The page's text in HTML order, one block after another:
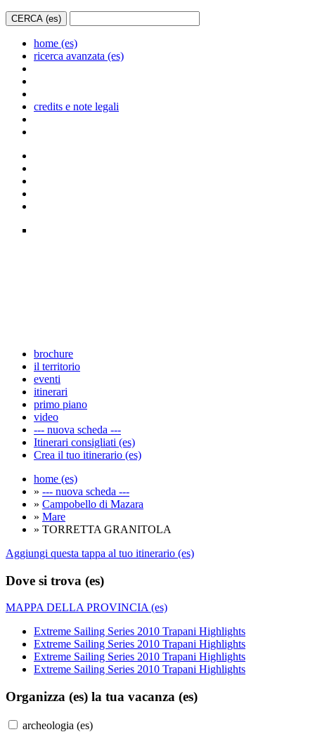
home (es)
ricerca avanzata (es)
credits e note legali
brochure
il territorio
eventi
itinerari
primo piano
video
--- nuova scheda ---
Itinerari consigliati (es)
Crea il tuo itinerario (es)
home (es)
» --- nuova scheda ---
» Campobello di Mazara
» Mare
» TORRETTA GRANITOLA
Aggiungi questa tappa al tuo itinerario (es)
Dove si trova (es)
MAPPA DELLA PROVINCIA (es)
Extreme Sailing Series 2010 Trapani Highlights
Extreme Sailing Series 2010 Trapani Highlights
Extreme Sailing Series 2010 Trapani Highlights
Extreme Sailing Series 2010 Trapani Highlights
Organizza (es) la tua vacanza (es)
archeologia (es)